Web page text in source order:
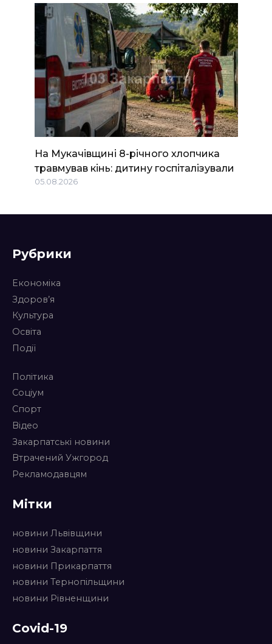
На Мукачівщині 8-річного хлопчика
травмував кінь: дитину госпіталізували
05.08.2026
Рубрики
Економіка
Здоров’я
Культура
Освіта
Події
Політика
Соціум
Спорт
Відео
Закарпатські новини
Втрачений Ужгород
Рекламодавцям
Мітки
новини Львівщини
новини Закарпаття
новини Прикарпаття
новини Тернопільщини
новини Рівненщини
Covid-19